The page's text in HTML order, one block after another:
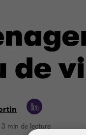
de
3 min de lecture